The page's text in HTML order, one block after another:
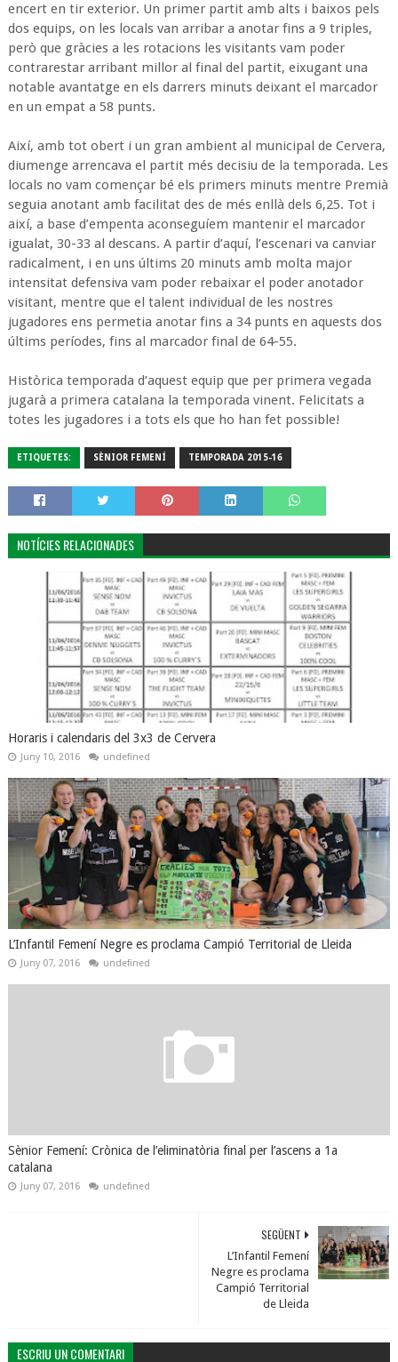
encert en tir exterior. Un primer partit amb alts i baixos pels
dos equips, on les locals van arribar a anotar fins a 9 triples,
però que gràcies a les rotacions les visitants vam poder
contrarestar arribant millor al final del partit, eixugant una
notable avantatge en els darrers minuts deixant el marcador
en un empat a 58 punts.
Així, amb tot obert i un gran ambient al municipal de Cervera,
diumenge arrencava el partit més decisiu de la temporada. Les
locals no vam començar bé els primers minuts mentre Premià
seguia anotant amb facilitat des de més enllà dels 6,25. Tot i
així, a base d’empenta aconseguíem mantenir el marcador
igualat, 30-33 al descans. A partir d’aquí, l’escenari va canviar
radicalment, i en uns últims 20 minuts amb molta major
intensitat defensiva vam poder rebaixar el poder anotador
visitant, mentre que el talent individual de les nostres
jugadores ens permetia anotar fins a 34 punts en aquests dos
últims períodes, fins al marcador final de 64-55.
Històrica temporada d’aquest equip que per primera vegada
jugarà a primera catalana la temporada vinent. Felicitats a
totes les jugadores i a tots els que ho han fet possible!
ETIQUETES: SÈNIOR FEMENÍ TEMPORADA 2015-16
NOTÍCIES RELACIONADES
Horaris i calendaris del 3x3 de Cervera
Juny 10, 2016 undefined
L’Infantil Femení Negre es proclama Campió Territorial de Lleida
Juny 07, 2016 undefined
Sènior Femení: Crònica de l’eliminatòria final per l’ascens a 1a
catalana
Juny 07, 2016 undefined
SEGÜENT
L’Infantil Femení
Negre es proclama
Campió Territorial
de Lleida
ESCRIU UN COMENTARI